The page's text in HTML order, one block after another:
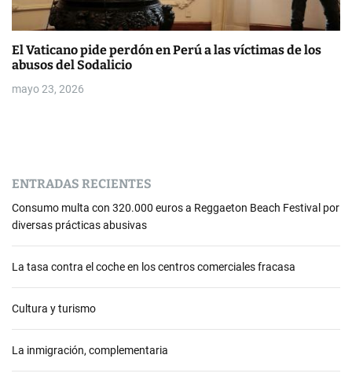
El Vaticano pide perdón en Perú a las víctimas de los
abusos del Sodalicio
mayo 23, 2026
ENTRADAS RECIENTES
Consumo multa con 320.000 euros a Reggaeton Beach Festival por
diversas prácticas abusivas
La tasa contra el coche en los centros comerciales fracasa
Cultura y turismo
La inmigración, complementaria